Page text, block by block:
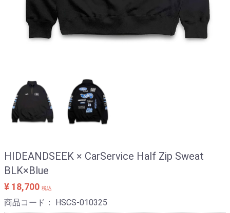
HIDEANDSEEK × CarService Half Zip Sweat
BLK×Blue
¥ 18,700 税込
商品コード： HSCS-010325